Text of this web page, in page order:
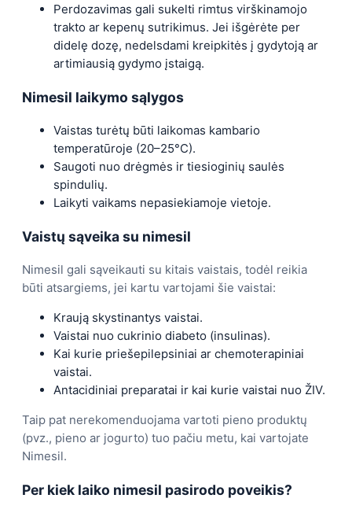
Perdozavimas gali sukelti rimtus virškinamojo
trakto ar kepenų sutrikimus. Jei išgėrėte per
didelę dozę, nedelsdami kreipkitės į gydytoją ar
artimiausią gydymo įstaigą.
Nimesil laikymo sąlygos
Vaistas turėtų būti laikomas kambario
temperatūroje (20–25°C).
Saugoti nuo drėgmės ir tiesioginių saulės
spindulių.
Laikyti vaikams nepasiekiamoje vietoje.
Vaistų sąveika su nimesil
Nimesil gali sąveikauti su kitais vaistais, todėl reikia
būti atsargiems, jei kartu vartojami šie vaistai:
Kraują skystinantys vaistai.
Vaistai nuo cukrinio diabeto (insulinas).
Kai kurie priešepilepsiniai ar chemoterapiniai
vaistai.
Antacidiniai preparatai ir kai kurie vaistai nuo ŽIV.
Taip pat nerekomenduojama vartoti pieno produktų
(pvz., pieno ar jogurto) tuo pačiu metu, kai vartojate
Nimesil.
Per kiek laiko nimesil pasirodo poveikis?